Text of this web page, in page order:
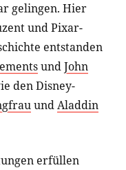
gelingen. Hier
und Pixar-
entstanden
undJohn
den Disney-
undAladdin
erfüllen